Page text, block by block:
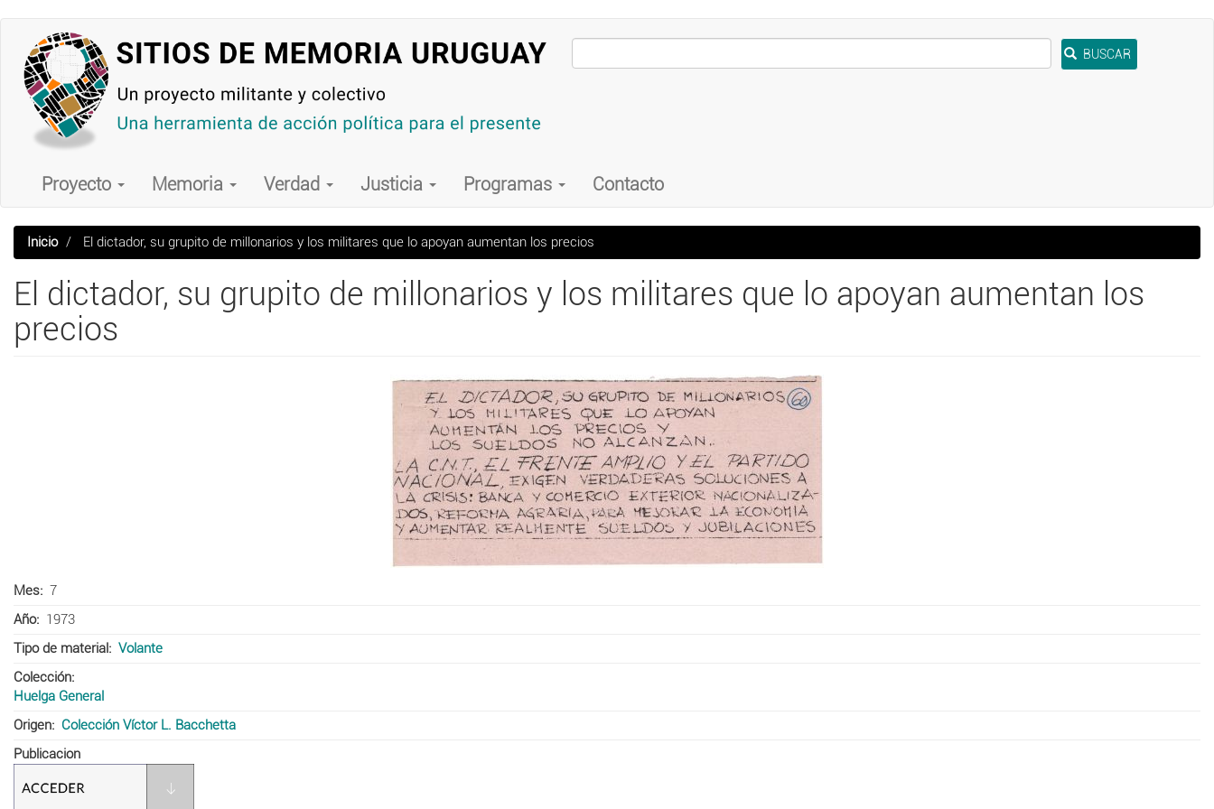
contenido
principal
BUSCAR
Main
navigation
Proyecto Memoria Verdad Justicia Programas Contacto
Inicio El dictador, su grupito de millonarios y los militares que lo apoyan aumentan los precios
El dictador, su grupito de millonarios y los militares que lo apoyan aumentan los
precios
Mes
7
Año
1973
Tipo de material
Volante
Colección
Huelga General
Origen
Colección Víctor L. Bacchetta
Publicacion